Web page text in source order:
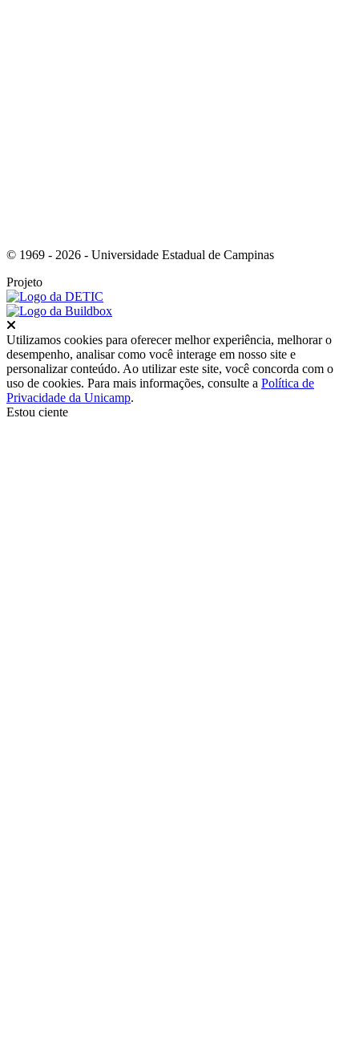
© 1969 - 2026 - Universidade Estadual de Campinas
Projeto
Utilizamos cookies para oferecer melhor experiência, melhorar o
desempenho, analisar como você interage em nosso site e
personalizar conteúdo. Ao utilizar este site, você concorda com o
uso de cookies. Para mais informações, consulte a Política de
Privacidade da Unicamp.
Estou ciente